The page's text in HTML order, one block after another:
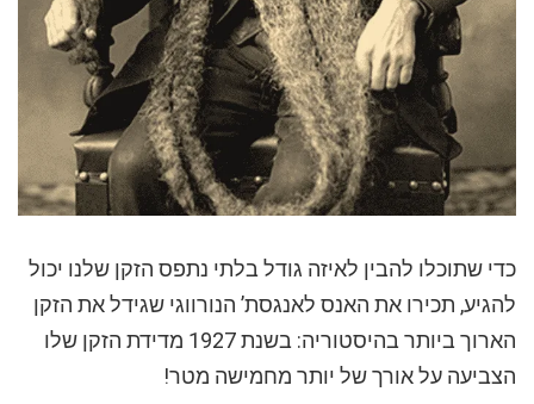
כדי שתוכלו להבין לאיזה גודל בלתי נתפס הזקן שלנו יכול
להגיע, תכירו את האנס לאנגסת’ הנורווגי שגידל את הזקן
הארוך ביותר בהיסטוריה: בשנת 1927 מדידת הזקן שלו
הצביעה על אורך של יותר מחמישה מטר!